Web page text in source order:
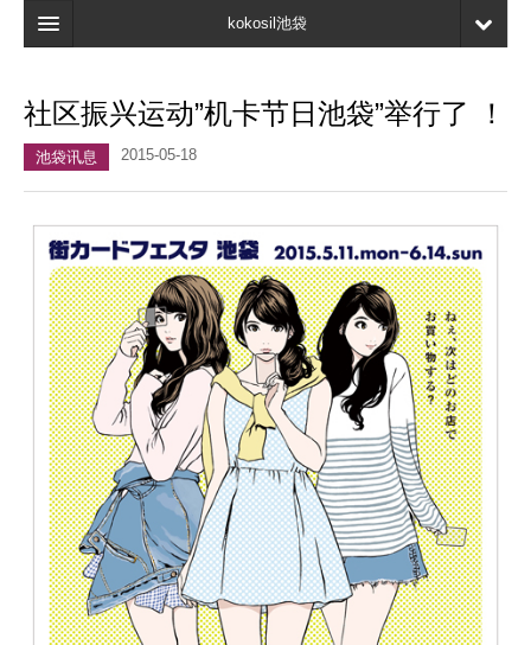
kokosil池袋
地图
最新信息
我的页面
书签
社区振兴运动”机卡节日池袋”举行了 ！
池袋讯息 2015-05-18